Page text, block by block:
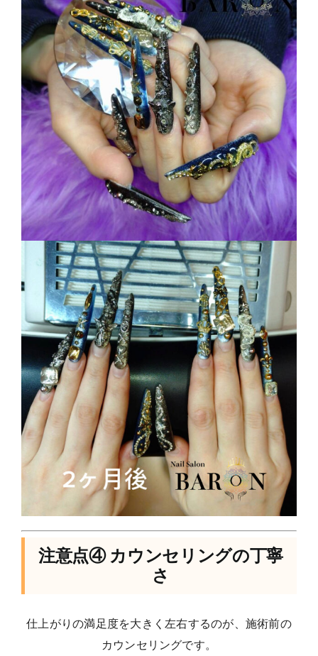
注意点④ カウンセリングの丁寧
さ
仕上がりの満足度を大きく左右するのが、施術前の
カウンセリングです。